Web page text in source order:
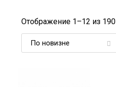
Отображение 1–12 из